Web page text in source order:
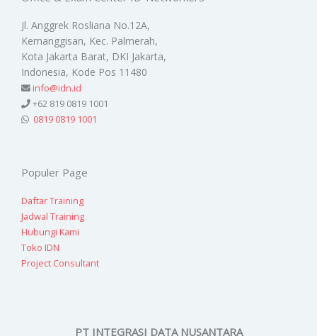
Jl. Anggrek Rosliana No.12A,
Kemanggisan, Kec. Palmerah,
Kota Jakarta Barat, DKI Jakarta,
Indonesia, Kode Pos 11480
info@idn.id
+62 819 0819 1001
0819 0819 1001
Populer Page
Daftar Training
Jadwal Training
Hubungi Kami
Toko IDN
Project Consultant
PT INTEGRASI DATA NUSANTARA